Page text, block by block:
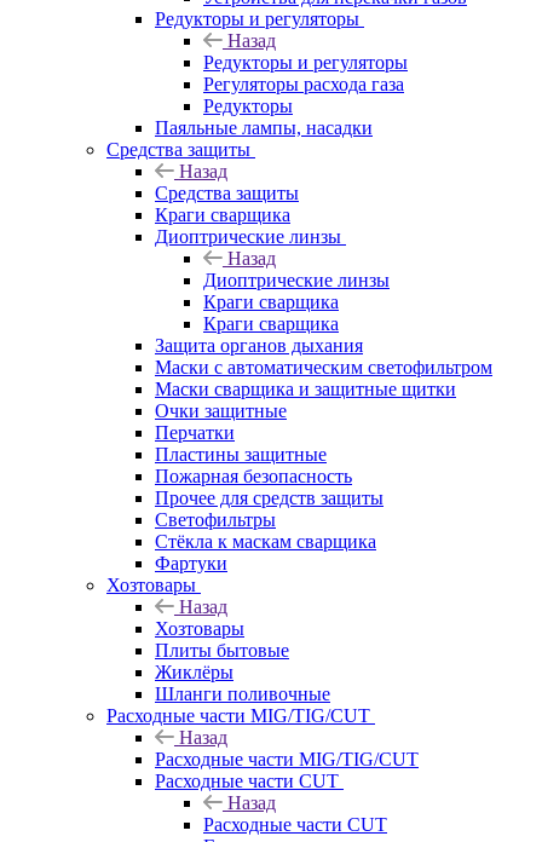
Редукторы и регуляторы
Назад
Редукторы и регуляторы
Регуляторы расхода газа
Редукторы
Паяльные лампы, насадки
Средства защиты
Назад
Средства защиты
Краги сварщика
Диоптрические линзы
Назад
Диоптрические линзы
Краги сварщика
Краги сварщика
Защита органов дыхания
Маски с автоматическим светофильтром
Маски сварщика и защитные щитки
Очки защитные
Перчатки
Пластины защитные
Пожарная безопасность
Прочее для средств защиты
Светофильтры
Стёкла к маскам сварщика
Фартуки
Хозтовары
Назад
Хозтовары
Плиты бытовые
Жиклёры
Шланги поливочные
Расходные части MIG/TIG/CUT
Назад
Расходные части MIG/TIG/CUT
Расходные части CUT
Назад
Расходные части CUT